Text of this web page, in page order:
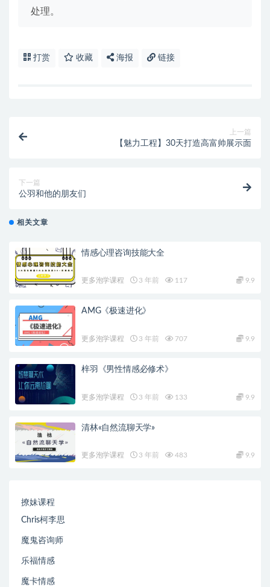
处理。
打赏 收藏 海报 链接
上一篇
【魅力工程】30天打造高富帅展示面
下一篇
公羽和他的朋友们
相关文章
情感心理咨询技能大全
更多泡学课程 3 年前 117 9.9
AMG《极速进化》
更多泡学课程 3 年前 707 9.9
梓羽《男性情感必修术》
更多泡学课程 3 年前 133 9.9
清林«自然流聊天学»
更多泡学课程 3 年前 483 9.9
撩妹课程
Chris柯李思
魔鬼咨询师
乐福情感
魔卡情感